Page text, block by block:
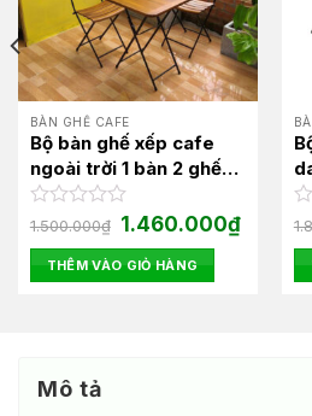
BÀN GHẾ CAFE
Bộ bàn ghế xếp cafe
ngoài trời 1 bàn 2 ghế
chân sắt cao BBCF16
Được
hạng
0
1.500.000₫ Giá
gốc
là:
1.500.000₫.
1.460.000₫Giá
hiện
THÊM VÀO GIỎ HÀNG
0
Mô tả